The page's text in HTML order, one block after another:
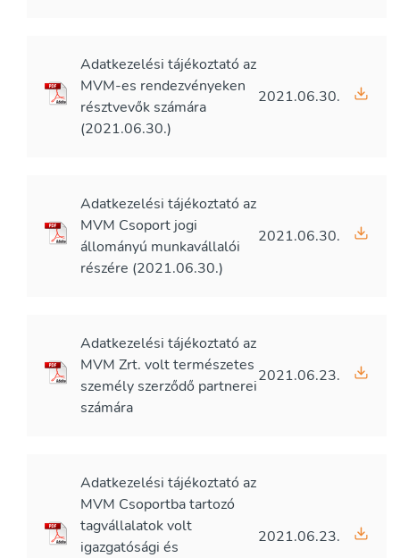
Adatkezelési tájékoztató az
MVM-es rendezvényeken
résztvevők számára
(2021.06.30.)
2021.06.30.
Adatkezelési tájékoztató az
MVM Csoport jogi
állományú munkavállalói
részére (2021.06.30.)
2021.06.30.
Adatkezelési tájékoztató az
MVM Zrt. volt természetes
személy szerződő partnerei
számára
2021.06.23.
Adatkezelési tájékoztató az
MVM Csoportba tartozó
tagvállalatok volt
igazgatósági és
2021.06.23.